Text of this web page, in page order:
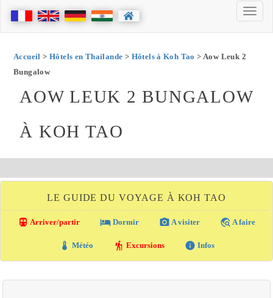
Accueil > Hôtels en Thaïlande > Hôtels à Koh Tao > Aow Leuk 2
Bungalow
AOW LEUK 2 BUNGALOW
À KOH TAO
LE GUIDE DU VOYAGE À KOH TAO
directions_transit Arriver/partir local_hotel Dormir photo_camera A visiter travel_explore A faire
thermostat Météo hiking Excursions info Infos